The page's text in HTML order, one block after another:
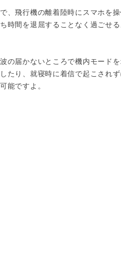
、飛行機の離着陸時にスマホを
時間を退屈することなく過ごせ
の届かないところで機内モード
たり、就寝時に着信で起こされ
能ですよ。